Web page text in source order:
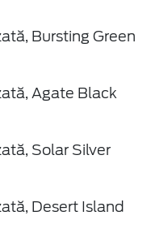
Bursting Green
Agate Black
Solar Silver
Desert Island